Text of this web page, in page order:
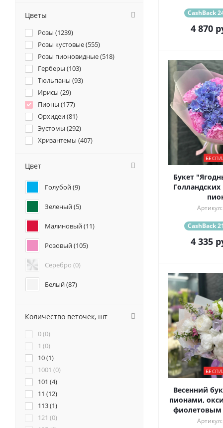
CashBack
4 870
Букет
CashBack
4 335
Весенний
пионами,
фиолетовым
Цветы
Розы (1239)
Розы кустовые (555)
Розы пионовидные (518)
Герберы (103)
Тюльпаны (93)
Ирисы (29)
Пионы (177)
Орхидеи (81)
Эустомы (292)
Хризантемы (407)
Ранункулюсы (
Гортензии (223
Лилии (
Подсолнухи (35
Анемоны (8)
Гвоздики (
Геогрины (44)
Гладиолус (
Каллы (43)
Фрезия (27)
Цвет
Голубой (9)
Зеленый (5)
Малиновый (11)
Розовый (105)
Серебро (0)
Белый (87)
Желтый (
Коралловый (
Кремовый (
Персиковый (
Количество веточек, шт
0 (0)
1 (0)
10 (1)
1001 (0)
101 (4)
11 (12)
113 (1)
121 (0)